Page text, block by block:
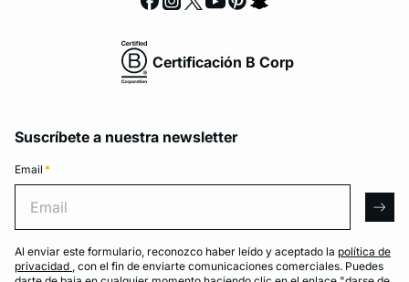
Certificación B Corp
Suscríbete a nuestra newsletter
Email *
Al enviar este formulario, reconozco haber leído y aceptado la política de
privacidad , con el fin de enviarte comunicaciones comerciales. Puedes